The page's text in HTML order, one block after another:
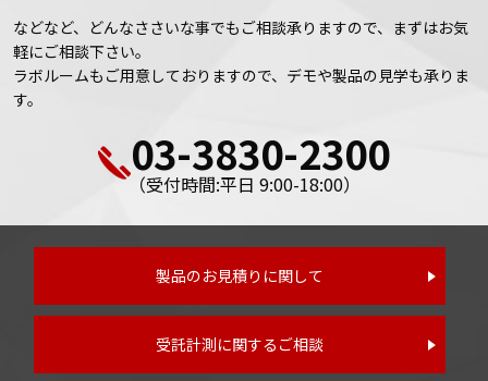
などなど、どんなささいな事でもご相談承りますので、まずはお気
軽にご相談下さい。
ラボルームもご用意しておりますので、デモや製品の見学も承りま
す。
03-3830-2300
（受付時間:平日 9:00-18:00）
製品のお見積りに関して
受託計測に関するご相談